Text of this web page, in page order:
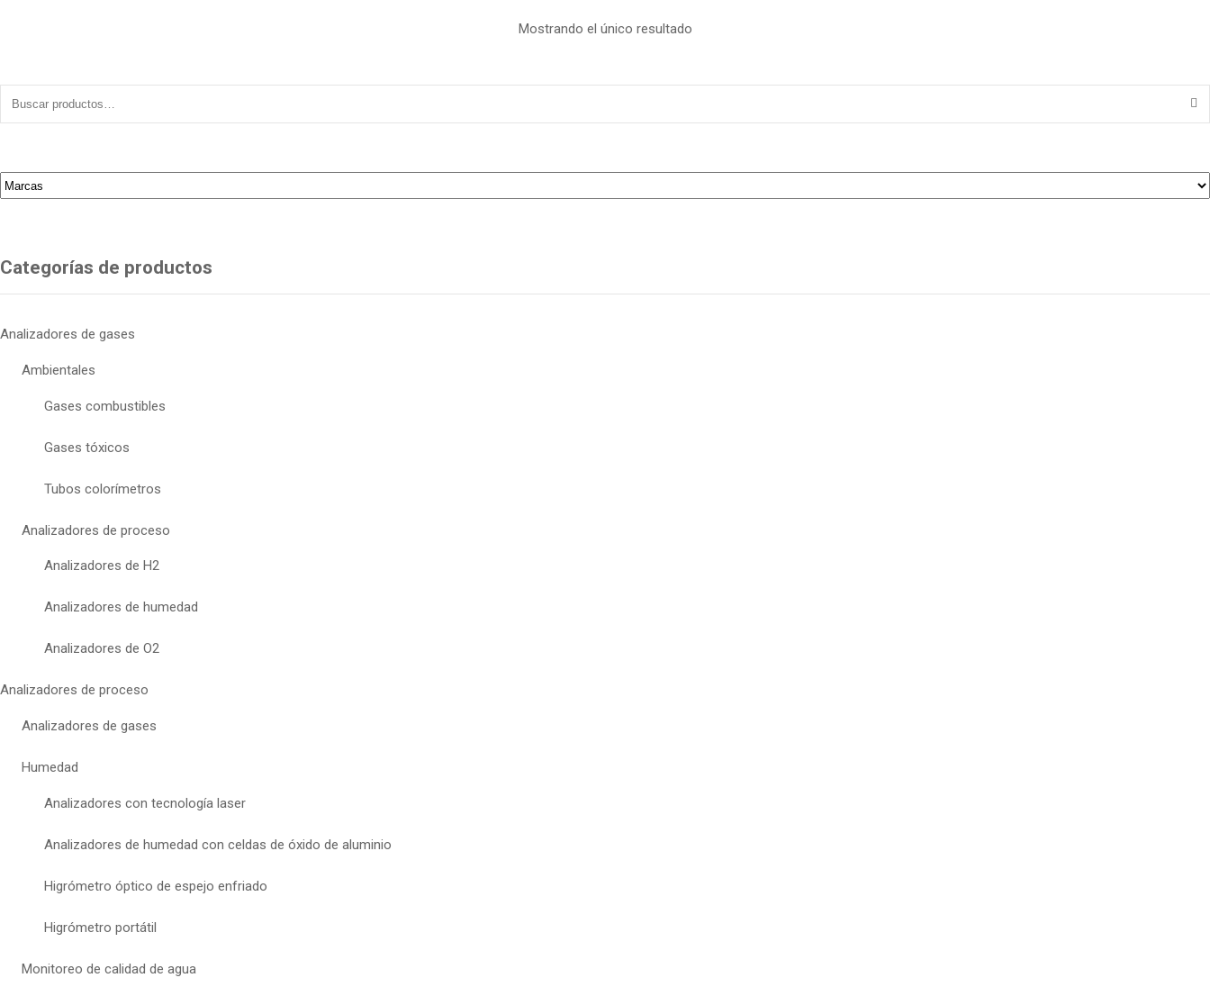
Mostrando el único resultado
Categorías de productos
Analizadores de gases
Ambientales
Gases combustibles
Gases tóxicos
Tubos colorímetros
Analizadores de proceso
Analizadores de H2
Analizadores de humedad
Analizadores de O2
Analizadores de proceso
Analizadores de gases
Humedad
Analizadores con tecnología laser
Analizadores de humedad con celdas de óxido de aluminio
Higrómetro óptico de espejo enfriado
Higrómetro portátil
Monitoreo de calidad de agua